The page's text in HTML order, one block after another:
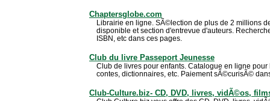
Chaptersglobe.com
Librairie en ligne. SÃ©lection de plus de 2 millions
disponible et section d'entrevue d'auteurs.
ISBN, etc dans ces pages.
Club du livre Passeport Jeunesse
Club de livres pour enfants. Catalogue en ligne
contes, dictionnaires, etc. Paiement sÃ©curisÃ©
Club-Culture.biz- CD, DVD, livres, vidÃ©os,